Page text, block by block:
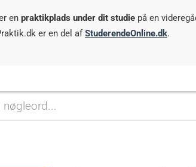
en praktikplads under dit studie på en
er en del afStuderendeOnline.dk.